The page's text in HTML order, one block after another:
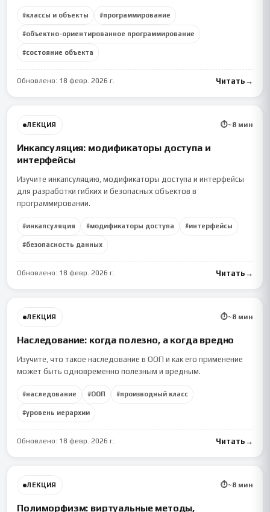
#классы и объекты #программирование
#объектно-ориентированное программирование
#состояние объекта
Обновлено: 18 февр. 2026 г. Читать →
ЛЕКЦИЯ ⏱~8мин
Инкапсуляция: модификаторы доступа и
интерфейсы
Изучите инкапсуляцию, модификаторы доступа и интерфейсы
для разработки гибких и безопасных объектов в
программировании.
#инкапсуляция #модификаторы доступа #интерфейсы
#безопасность данных
Обновлено: 18 февр. 2026 г. Читать →
ЛЕКЦИЯ ⏱~8мин
Наследование: когда полезно, а когда вредно
Изучите, что такое наследование в ООП и как его применение
может быть одновременно полезным и вредным.
#наследование #ООП #производный класс
#уровень иерархии
Обновлено: 18 февр. 2026 г. Читать →
ЛЕКЦИЯ ⏱~8мин
Полиморфизм: виртуальные методы,